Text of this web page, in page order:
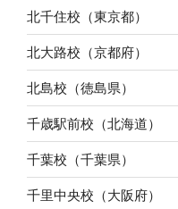
北千住校（東京都）
北大路校（京都府）
北島校（徳島県）
千歳駅前校（北海道）
千葉校（千葉県）
千里中央校（大阪府）